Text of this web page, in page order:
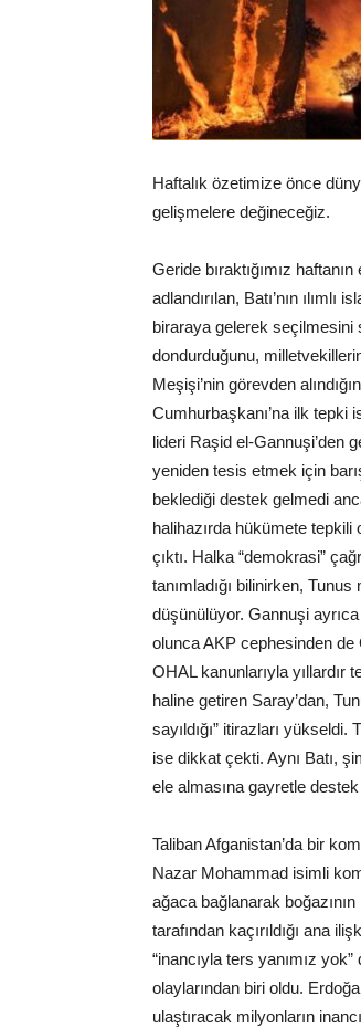
Haftalık özetimize önce
gelişmelere değineceğiz.
Geride bıraktığımız
adlandırılan, Batı’nın
biraraya gelerek seçilmesini
dondurduğunu,
Meşişi’nin görevden
Cumhurbaşkanı’na ilk tepki
lideri Raşid el-Gannuşi’den
yeniden tesis etmek için
beklediği destek gelmedi
halihazırda hükümete
çıktı. Halka “demokrasi”
tanımladığı bilinirken,
düşünülüyor. Gannuşi
olunca AKP cephesinden de
OHAL kanunlarıyla yıllardır
haline getiren Saray’dan,
sayıldığı” itirazları yükseldi.
ise dikkat çekti. Aynı Batı,
ele almasına gayretle
Taliban Afganistan’da bir
Nazar Mohammad isimli
ağaca bağlanarak
tarafından kaçırıldığı ana
“inancıyla ters yanımız
olaylarından biri oldu.
ulaştıracak milyonların